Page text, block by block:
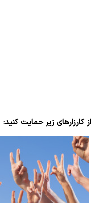
از کارزارهای زیر حمایت کنید: